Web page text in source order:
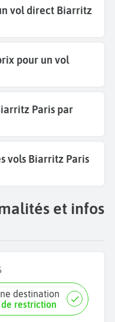
vol direct Biarritz
pour un vol
Paris par
vols Biarritz Paris
et infos
destination
restriction